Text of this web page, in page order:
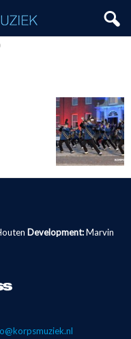
Development: Marvin